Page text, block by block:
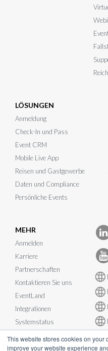
This website stores cookies on your
improve your website experience
LÖSUNGEN
Anmeldung
Check-In und Pass
Event CRM
Mobile Live App
Reisen und Gastgewerbe
Daten und Compliance
Persönliche Events
MEHR
Anmelden
Karriere
Partnerschaften
Kontaktieren Sie uns
EventLand
Integrationen
Systemstatus